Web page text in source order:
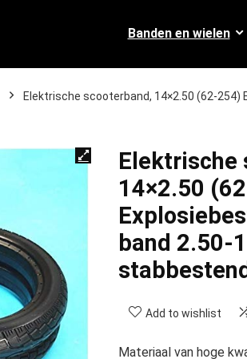
Banden en wielen
Elektrische scooterband, 14×2.50 (62-
Elektrische
14×2.50
band 2.50-
Add to wishlist
Materiaal van hoge